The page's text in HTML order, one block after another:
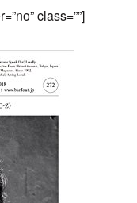
class=””]